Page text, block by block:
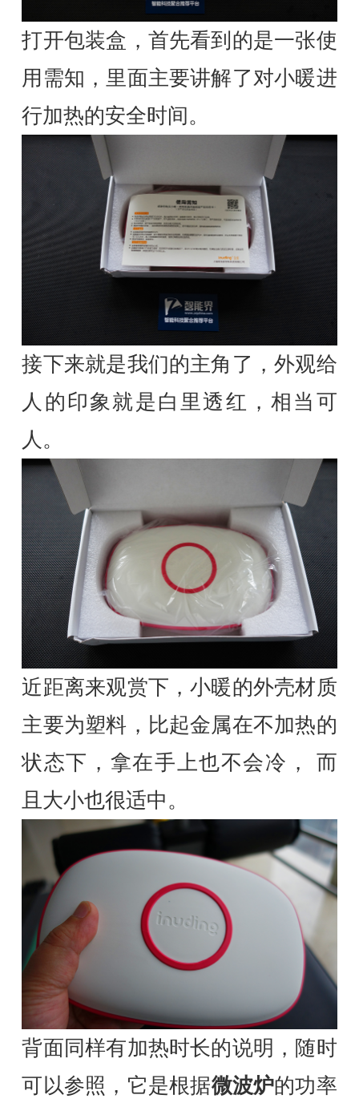
打开包装盒，首先看到的是一张使
用需知，里面主要讲解了对小暖进
行加热的安全时间。
接下来就是我们的主角了，外观给
人的印象就是白里透红，相当可
人。
近距离来观赏下，小暖的外壳材质
主要为塑料，比起金属在不加热的
状态下，拿在手上也不会冷， 而
且大小也很适中。
背面同样有加热时长的说明，随时
可以参照，它是根据微波炉的功率